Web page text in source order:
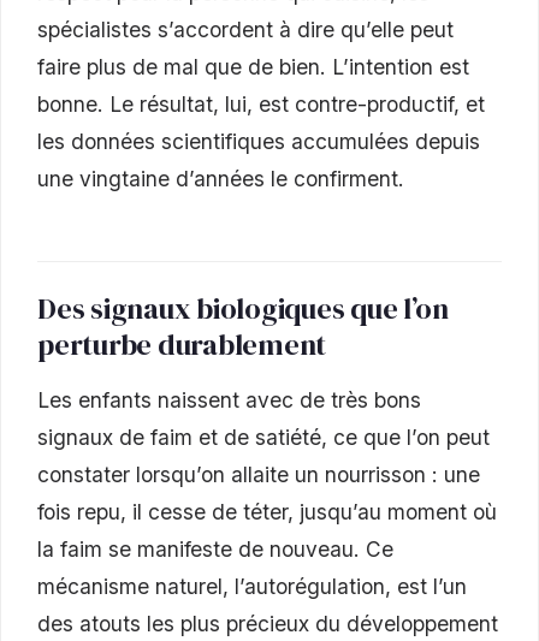
spécialistes s’accordent à dire qu’elle peut
faire plus de mal que de bien. L’intention est
bonne. Le résultat, lui, est contre-productif, et
les données scientifiques accumulées depuis
une vingtaine d’années le confirment.
Des signaux biologiques que l’on
perturbe durablement
Les enfants naissent avec de très bons
signaux de faim et de satiété, ce que l’on peut
constater lorsqu’on allaite un nourrisson : une
fois repu, il cesse de téter, jusqu’au moment où
la faim se manifeste de nouveau. Ce
mécanisme naturel, l’autorégulation, est l’un
des atouts les plus précieux du développement